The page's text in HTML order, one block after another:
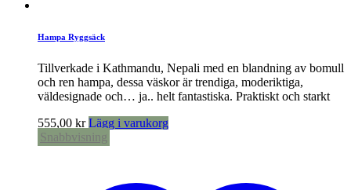
Hampa Ryggsäck
Tillverkade i Kathmandu, Nepali med en blandning av bomull
och ren hampa, dessa väskor är trendiga, moderiktiga,
väldesignade och… ja.. helt fantastiska. Praktiskt och starkt
555,00 kr Lägg i varukorg
Snabbvisning